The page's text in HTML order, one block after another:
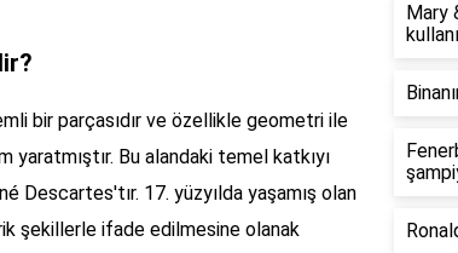
bir parçasıdır ve özellikle geometri ile
Bu alandaki temel katkıyı
Descartes'tır. 17. yüzyılda yaşamış olan
şekillerle ifade edilmesine olanak
Mary